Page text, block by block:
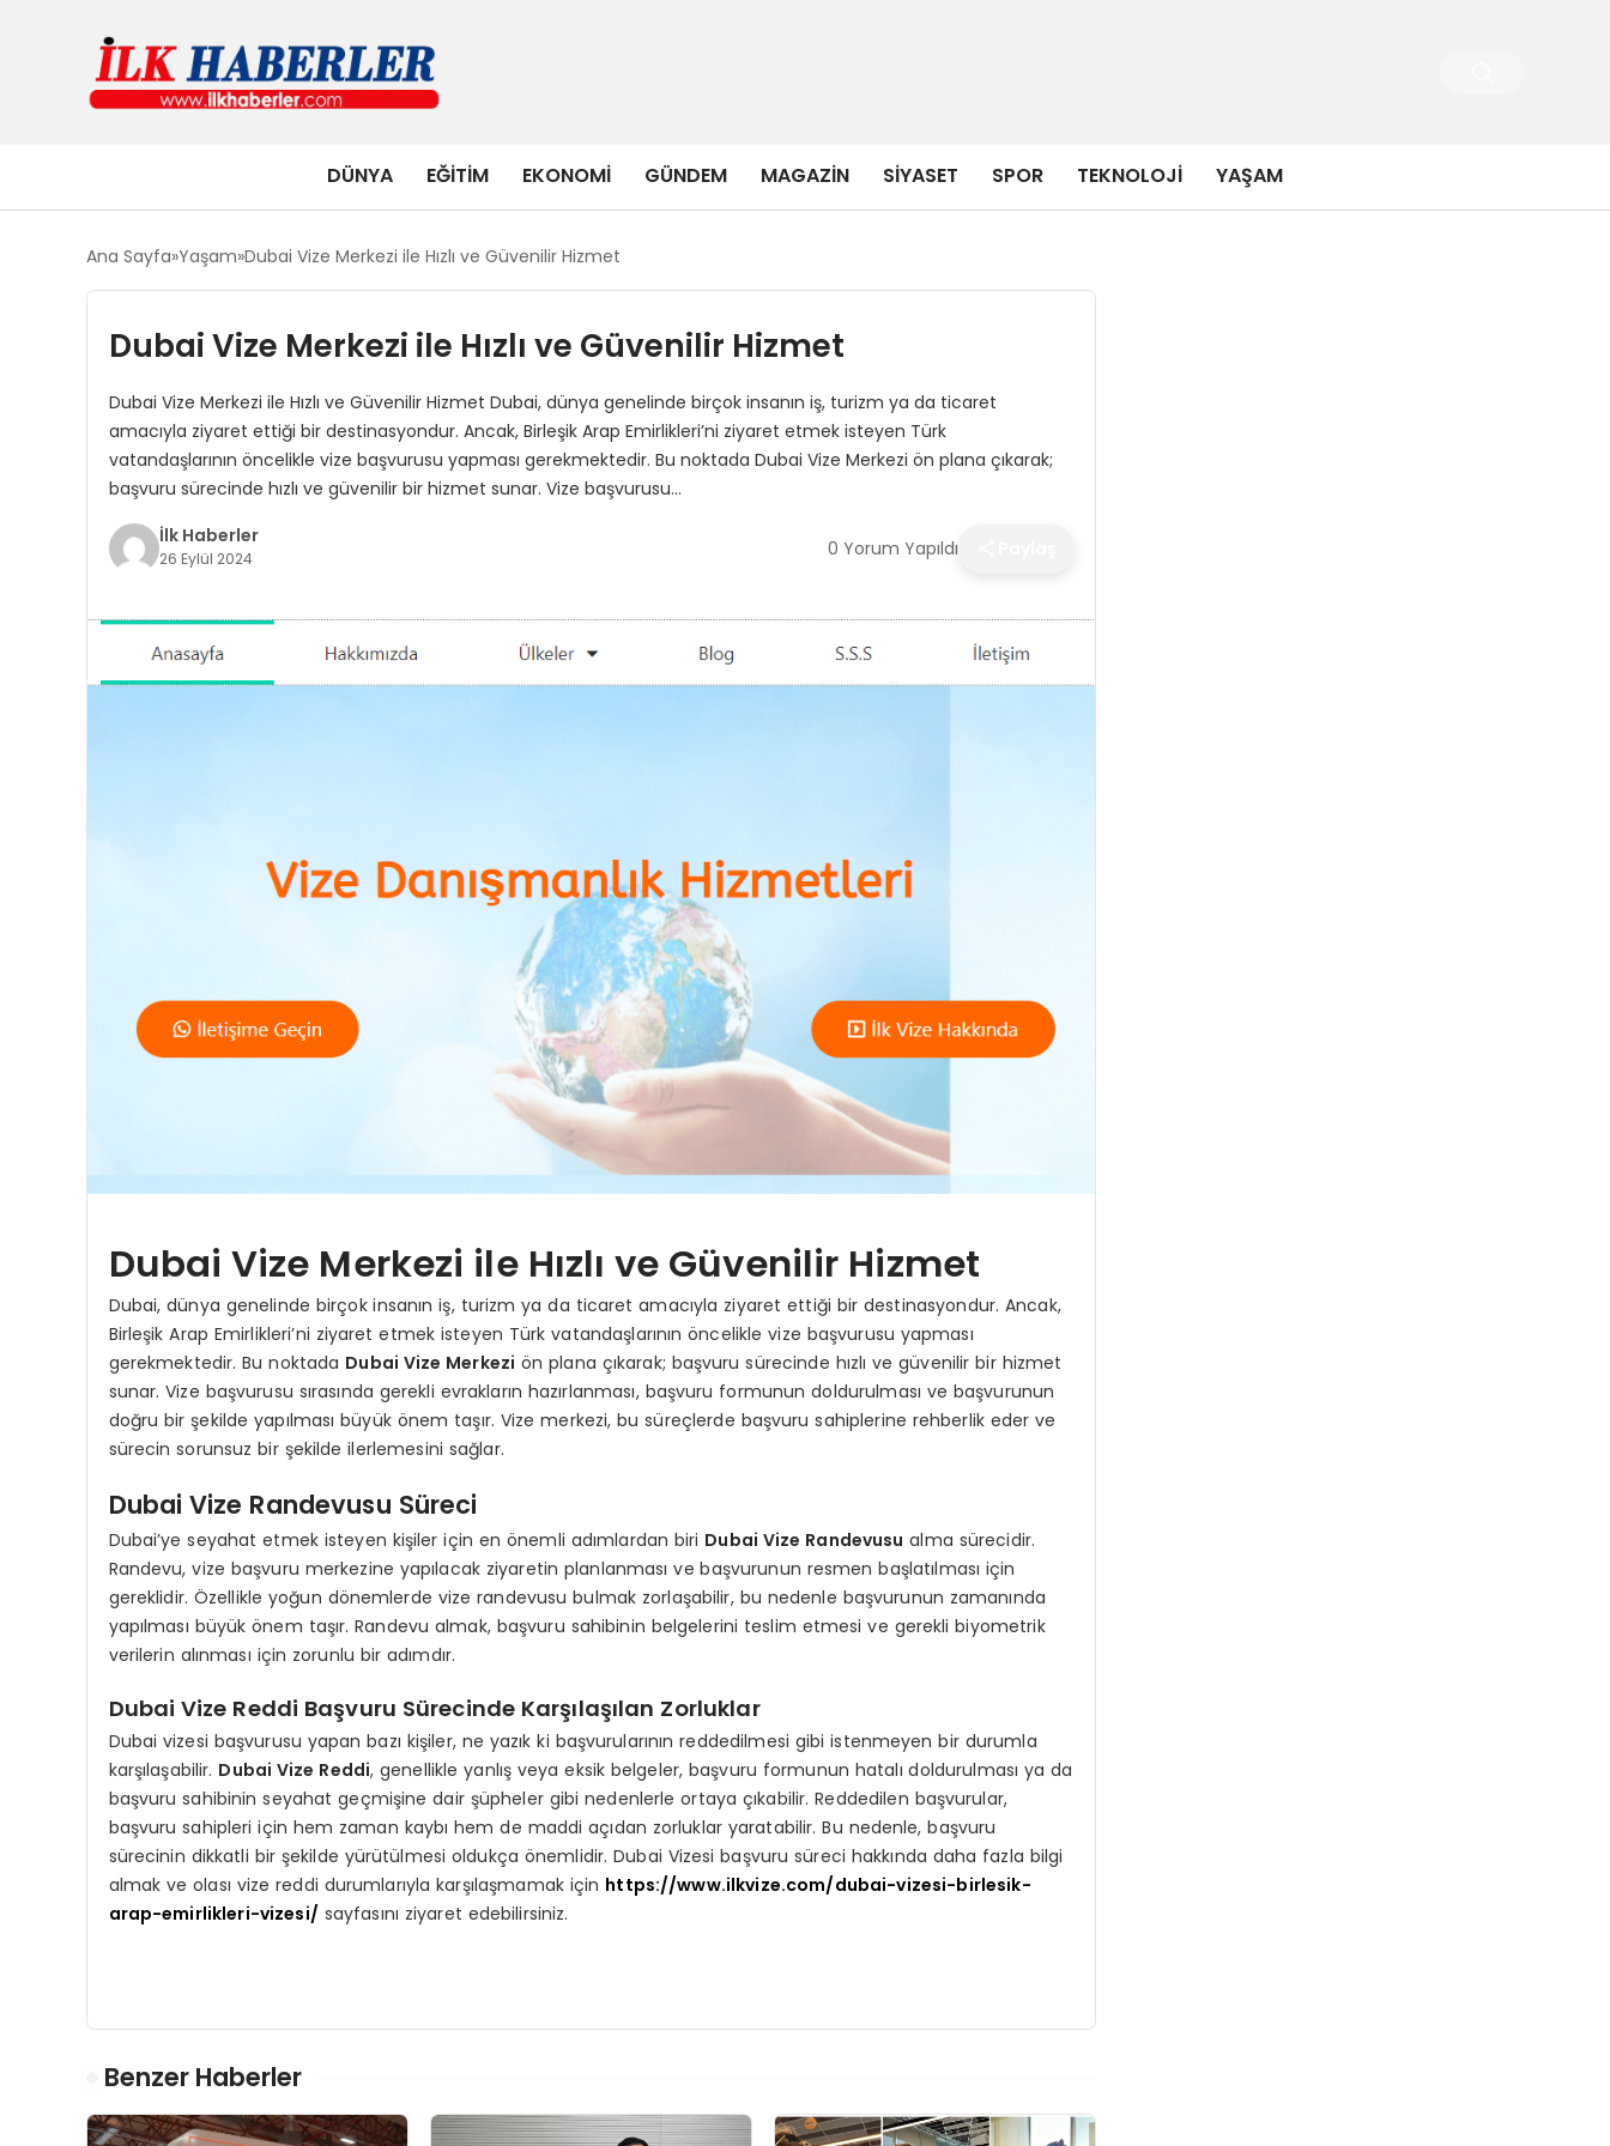
DÜNYA EĞITIM EKONOMI GÜNDEM MAGAZIN SIYASET SPOR TEKNOLOJI YAŞAM
Ana Sayfa Yaşam Dubai Vize Merkezi ile Hızlı ve Güvenilir Hizmet
Dubai Vize Merkezi ile Hızlı ve Güvenilir Hizmet
Dubai Vize Merkezi ile Hızlı ve Güvenilir Hizmet Dubai, dünya genelinde birçok insanın iş, turizm ya da ticaret
amacıyla ziyaret ettiği bir destinasyondur. Ancak, Birleşik Arap Emirlikleri’ni ziyaret etmek isteyen Türk
vatandaşlarının öncelikle vize başvurusu yapması gerekmektedir. Bu noktada Dubai Vize Merkezi ön plana çıkarak;
başvuru sürecinde hızlı ve güvenilir bir hizmet sunar. Vize başvurusu…
İlk Haberler
26 Eylül 2024 0 Yorum Yapıldı
Dubai Vize Merkezi ile Hızlı ve Güvenilir Hizmet
Dubai, dünya genelinde birçok insanın iş, turizm ya da ticaret amacıyla ziyaret ettiği bir destinasyondur. Ancak,
Birleşik Arap Emirlikleri’ni ziyaret etmek isteyen Türk vatandaşlarının öncelikle vize başvurusu yapması
gerekmektedir. Bu noktada Dubai Vize Merkezi ön plana çıkarak; başvuru sürecinde hızlı ve güvenilir bir hizmet
sunar. Vize başvurusu sırasında gerekli evrakların hazırlanması, başvuru formunun doldurulması ve başvurunun
doğru bir şekilde yapılması büyük önem taşır. Vize merkezi, bu süreçlerde başvuru sahiplerine rehberlik eder ve
sürecin sorunsuz bir şekilde ilerlemesini sağlar.
Dubai Vize Randevusu Süreci
Dubai’ye seyahat etmek isteyen kişiler için en önemli adımlardan biri Dubai Vize Randevusu alma sürecidir.
Randevu, vize başvuru merkezine yapılacak ziyaretin planlanması ve başvurunun resmen başlatılması için
gereklidir. Özellikle yoğun dönemlerde vize randevusu bulmak zorlaşabilir, bu nedenle başvurunun zamanında
yapılması büyük önem taşır. Randevu almak, başvuru sahibinin belgelerini teslim etmesi ve gerekli biyometrik
verilerin alınması için zorunlu bir adımdır.
Dubai Vize Reddi Başvuru Sürecinde Karşılaşılan Zorluklar
Dubai vizesi başvurusu yapan bazı kişiler, ne yazık ki başvurularının reddedilmesi gibi istenmeyen bir durumla
karşılaşabilir. Dubai Vize Reddi, genellikle yanlış veya eksik belgeler, başvuru formunun hatalı doldurulması ya da
başvuru sahibinin seyahat geçmişine dair şüpheler gibi nedenlerle ortaya çıkabilir. Reddedilen başvurular,
başvuru sahipleri için hem zaman kaybı hem de maddi açıdan zorluklar yaratabilir. Bu nedenle, başvuru
sürecinin dikkatli bir şekilde yürütülmesi oldukça önemlidir. Dubai Vizesi başvuru süreci hakkında daha fazla bilgi
almak ve olası vize reddi durumlarıyla karşılaşmamak için https://www.ilkvize.com/dubai-vizesi-birlesik-
arap-emirlikleri-vizesi/ sayfasını ziyaret edebilirsiniz.
Benzer Haberler